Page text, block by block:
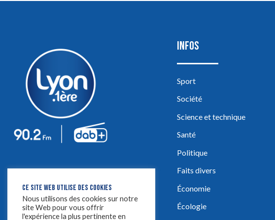
INFOS
Sport
Société
Science et technique
Santé
Politique
Faits divers
Économie
Écologie
CE SITE WEB UTILISE DES COOKIES
Nous utilisons des cookies sur notre
site Web pour vous offrir
l'expérience la plus pertinente en